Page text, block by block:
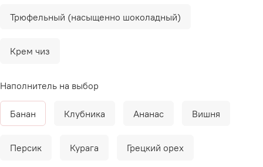
Трюфельный (насыщенно шоколадный)
Крем чиз
Наполнитель на выбор
Банан Клубника Ананас Вишня
Персик Курага Грецкий орех